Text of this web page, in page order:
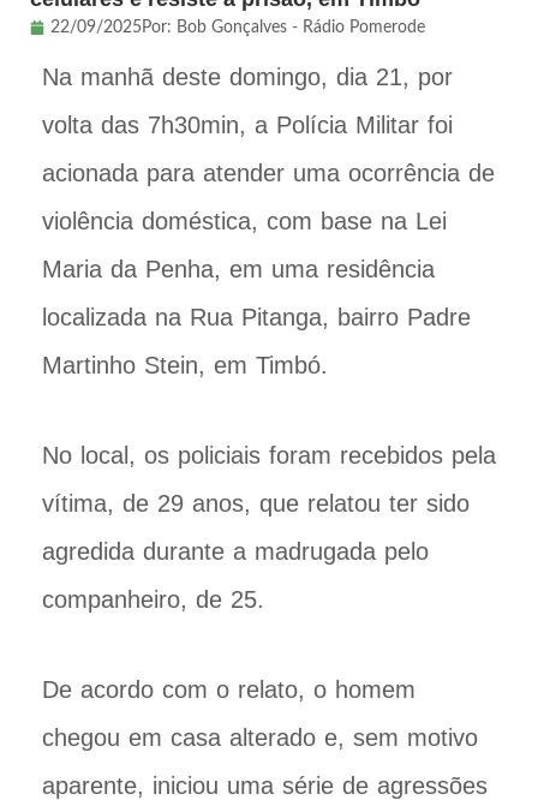
22/09/2025Por: Bob Gonçalves - Rádio Pomerode
Na manhã deste domingo, dia 21, por
volta das 7h30min, a Polícia Militar foi
acionada para atender uma ocorrência de
violência doméstica, com base na Lei
Maria da Penha, em uma residência
localizada na Rua Pitanga, bairro Padre
Martinho Stein, em Timbó.
No local, os policiais foram recebidos pela
vítima, de 29 anos, que relatou ter sido
agredida durante a madrugada pelo
companheiro, de 25.
De acordo com o relato, o homem
chegou em casa alterado e, sem motivo
aparente, iniciou uma série de agressões